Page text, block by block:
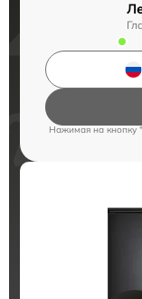
Нажимая на кнопку